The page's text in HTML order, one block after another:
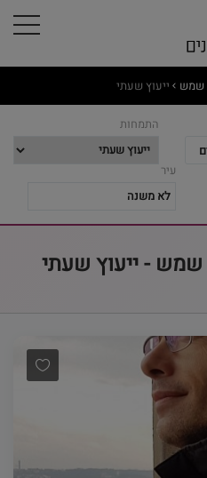
שמש ייעוץ שעתי
התמחות
עיר
שמש - ייעוץ שעתי